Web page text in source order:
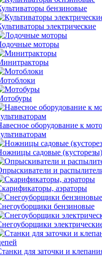
бензиновые
электрические
моторы
оборудование к
садовые (кусторезы)
и
аэраторы
бензиновые
для заточки и